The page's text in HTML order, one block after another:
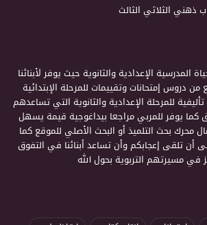
ذهني الثلاثي الثالث
المدرسية الإعدادية والثانوية حيث يوفر لأبنائنا
من دروس إمتحانات وتقييمات للمرحلة الإبتدائية
للمرحلة الإعدادية والثانوية التي تساعدهم
كما يوفر للمربي مراجعا بيداغوجية قيمة يسهل
محرك بحث التلميذ أو البحث الأصلي للموقع كما
أن تلقى إعجابكم وأن تساعد أبنائنا في التفوق
في مسيرتهم التربوية بحول الله